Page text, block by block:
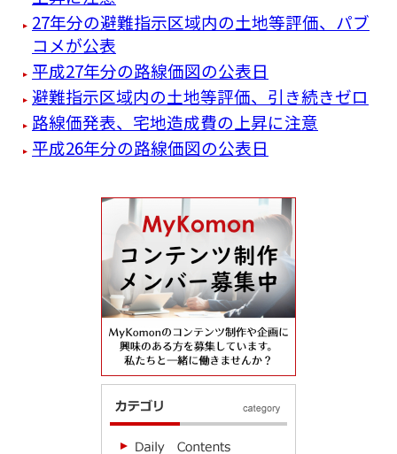
27年分の避難指示区域内の土地等評価、パブ
コメが公表
平成27年分の路線価図の公表日
避難指示区域内の土地等評価、引き続きゼロ
路線価発表、宅地造成費の上昇に注意
平成26年分の路線価図の公表日